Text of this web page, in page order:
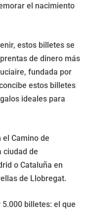
el nacimiento
estos billetes se
de dinero más
fundada por
estos billetes
ideales para
el Camino de
ciudad de
o Cataluña en
de Llobregat.
billetes: el que